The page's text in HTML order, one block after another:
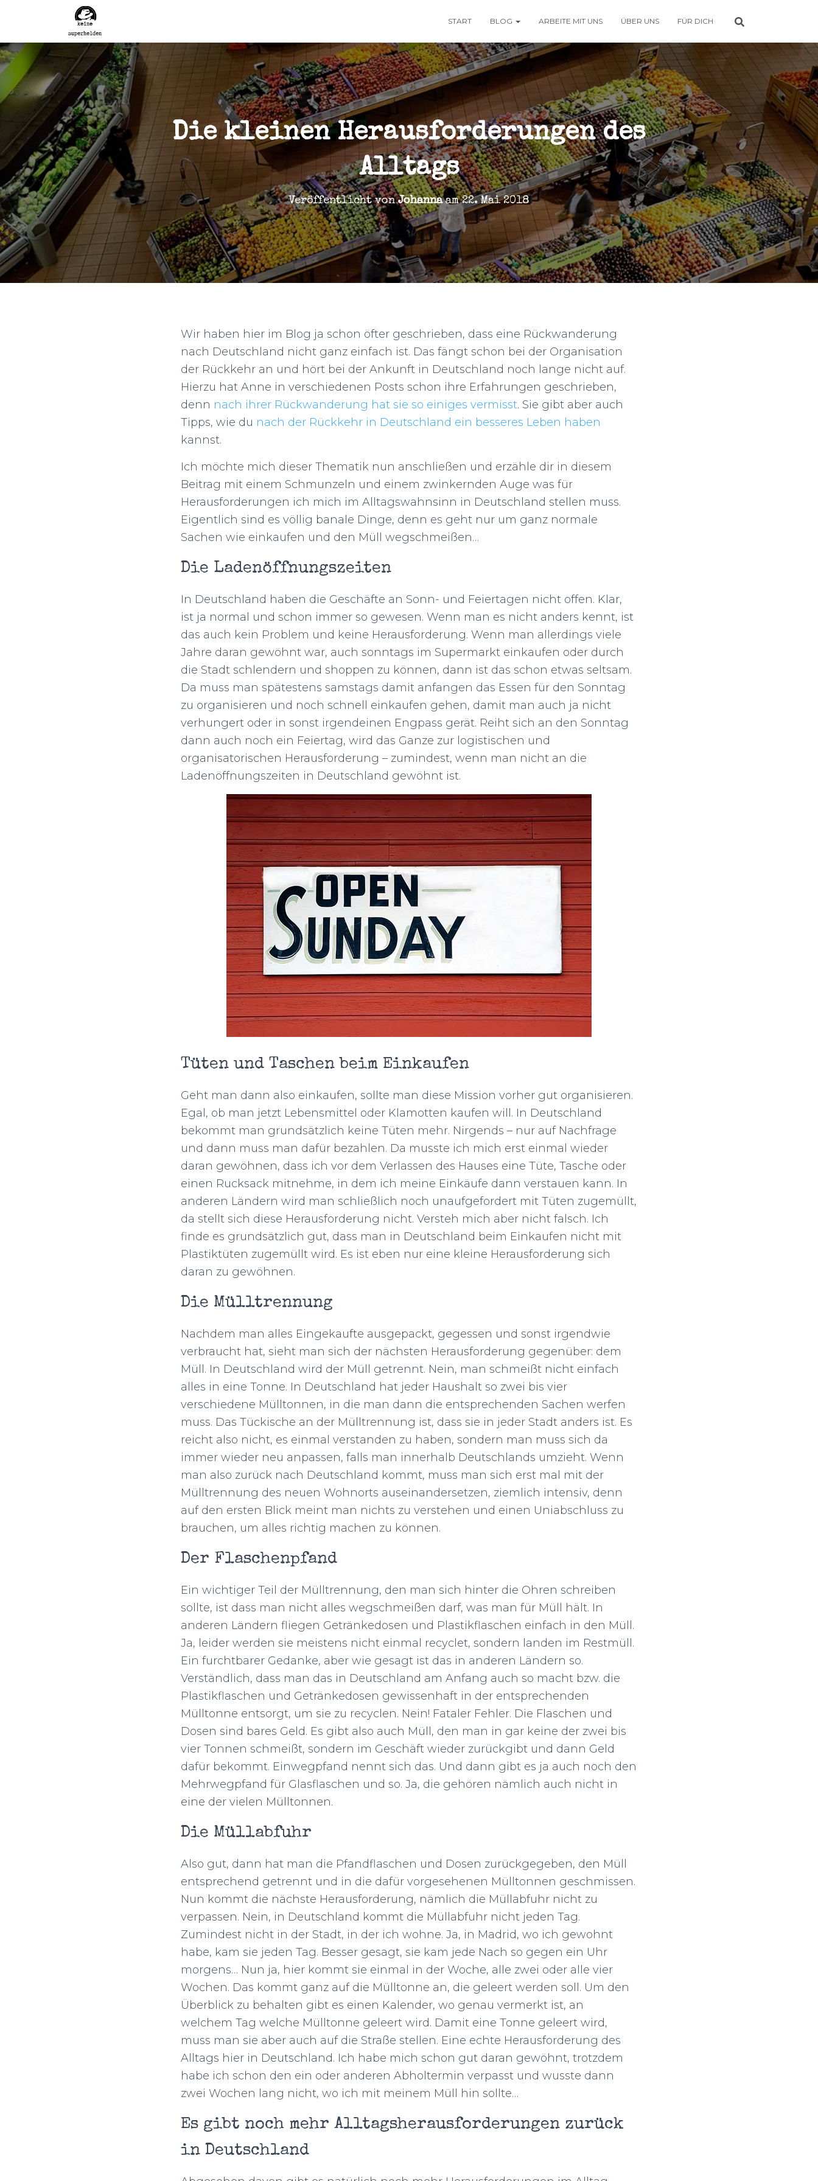
START BLOG ARBEITE MIT UNS ÜBER UNS FÜR DICH
Die kleinen Herausforderungen des
Alltags
Veröffentlicht vonJohannaam22. Mai 2018
Wir haben hier im Blog ja schon öfter geschrieben, dass eine Rückwanderung
nach Deutschland nicht ganz einfach ist. Das fängt schon bei der Organisation
der Rückkehr an und hört bei der Ankunft in Deutschland noch lange nicht auf.
Hierzu hat Anne in verschiedenen Posts schon ihre Erfahrungen geschrieben,
denn nach ihrer Rückwanderung hat sie so einiges vermisst. Sie gibt aber auch
Tipps, wie du nach der Rückkehr in Deutschland ein besseres Leben haben
kannst.
Ich möchte mich dieser Thematik nun anschließen und erzähle dir in diesem
Beitrag mit einem Schmunzeln und einem zwinkernden Auge was für
Herausforderungen ich mich im Alltagswahnsinn in Deutschland stellen muss.
Eigentlich sind es völlig banale Dinge, denn es geht nur um ganz normale
Sachen wie einkaufen und den Müll wegschmeißen…
Die Ladenöffnungszeiten
In Deutschland haben die Geschäfte an Sonn- und Feiertagen nicht offen. Klar,
ist ja normal und schon immer so gewesen. Wenn man es nicht anders kennt, ist
das auch kein Problem und keine Herausforderung. Wenn man allerdings viele
Jahre daran gewöhnt war, auch sonntags im Supermarkt einkaufen oder durch
die Stadt schlendern und shoppen zu können, dann ist das schon etwas seltsam.
Da muss man spätestens samstags damit anfangen das Essen für den Sonntag
zu organisieren und noch schnell einkaufen gehen, damit man auch ja nicht
verhungert oder in sonst irgendeinen Engpass gerät. Reiht sich an den Sonntag
dann auch noch ein Feiertag, wird das Ganze zur logistischen und
organisatorischen Herausforderung – zumindest, wenn man nicht an die
Ladenöffnungszeiten in Deutschland gewöhnt ist.
Tüten und Taschen beim Einkaufen
Geht man dann also einkaufen, sollte man diese Mission vorher gut organisieren.
Egal, ob man jetzt Lebensmittel oder Klamotten kaufen will. In Deutschland
bekommt man grundsätzlich keine Tüten mehr. Nirgends – nur auf Nachfrage
und dann muss man dafür bezahlen. Da musste ich mich erst einmal wieder
daran gewöhnen, dass ich vor dem Verlassen des Hauses eine Tüte, Tasche oder
einen Rucksack mitnehme, in dem ich meine Einkäufe dann verstauen kann. In
anderen Ländern wird man schließlich noch unaufgefordert mit Tüten zugemüllt,
da stellt sich diese Herausforderung nicht. Versteh mich aber nicht falsch. Ich
finde es grundsätzlich gut, dass man in Deutschland beim Einkaufen nicht mit
Plastiktüten zugemüllt wird. Es ist eben nur eine kleine Herausforderung sich
daran zu gewöhnen.
Die Mülltrennung
Nachdem man alles Eingekaufte ausgepackt, gegessen und sonst irgendwie
verbraucht hat, sieht man sich der nächsten Herausforderung gegenüber: dem
Müll. In Deutschland wird der Müll getrennt. Nein, man schmeißt nicht einfach
alles in eine Tonne. In Deutschland hat jeder Haushalt so zwei bis vier
verschiedene Mülltonnen, in die man dann die entsprechenden Sachen werfen
muss. Das Tückische an der Mülltrennung ist, dass sie in jeder Stadt anders ist. Es
reicht also nicht, es einmal verstanden zu haben, sondern man muss sich da
immer wieder neu anpassen, falls man innerhalb Deutschlands umzieht. Wenn
man also zurück nach Deutschland kommt, muss man sich erst mal mit der
Mülltrennung des neuen Wohnorts auseinandersetzen, ziemlich intensiv, denn
auf den ersten Blick meint man nichts zu verstehen und einen Uniabschluss zu
brauchen, um alles richtig machen zu können.
Der Flaschenpfand
Ein wichtiger Teil der Mülltrennung, den man sich hinter die Ohren schreiben
sollte, ist dass man nicht alles wegschmeißen darf, was man für Müll hält. In
anderen Ländern fliegen Getränkedosen und Plastikflaschen einfach in den Müll.
Ja, leider werden sie meistens nicht einmal recyclet, sondern landen im Restmüll.
Ein furchtbarer Gedanke, aber wie gesagt ist das in anderen Ländern so.
Verständlich, dass man das in Deutschland am Anfang auch so macht bzw. die
Plastikflaschen und Getränkedosen gewissenhaft in der entsprechenden
Mülltonne entsorgt, um sie zu recyclen. Nein! Fataler Fehler. Die Flaschen und
Dosen sind bares Geld. Es gibt also auch Müll, den man in gar keine der zwei bis
vier Tonnen schmeißt, sondern im Geschäft wieder zurückgibt und dann Geld
dafür bekommt. Einwegpfand nennt sich das. Und dann gibt es ja auch noch den
Mehrwegpfand für Glasflaschen und so. Ja, die gehören nämlich auch nicht in
eine der vielen Mülltonnen.
Die Müllabfuhr
Also gut, dann hat man die Pfandflaschen und Dosen zurückgegeben, den Müll
entsprechend getrennt und in die dafür vorgesehenen Mülltonnen geschmissen.
Nun kommt die nächste Herausforderung, nämlich die Müllabfuhr nicht zu
verpassen. Nein, in Deutschland kommt die Müllabfuhr nicht jeden Tag.
Zumindest nicht in der Stadt, in der ich wohne. Ja, in Madrid, wo ich gewohnt
habe, kam sie jeden Tag. Besser gesagt, sie kam jede Nach so gegen ein Uhr
morgens… Nun ja, hier kommt sie einmal in der Woche, alle zwei oder alle vier
Wochen. Das kommt ganz auf die Mülltonne an, die geleert werden soll. Um den
Überblick zu behalten gibt es einen Kalender, wo genau vermerkt ist, an
welchem Tag welche Mülltonne geleert wird. Damit eine Tonne geleert wird,
muss man sie aber auch auf die Straße stellen. Eine echte Herausforderung des
Alltags hier in Deutschland. Ich habe mich schon gut daran gewöhnt, trotzdem
habe ich schon den ein oder anderen Abholtermin verpasst und wusste dann
zwei Wochen lang nicht, wo ich mit meinem Müll hin sollte…
Es gibt noch mehr Alltagsherausforderungen zurück
in Deutschland